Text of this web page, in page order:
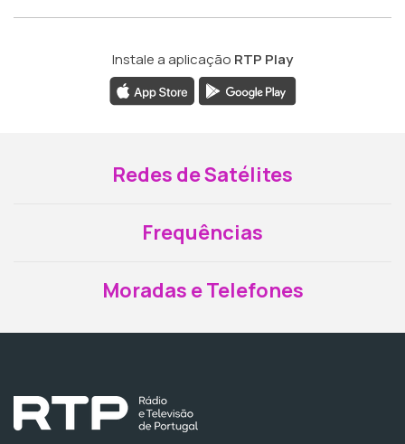
Instale a aplicação RTP Play
Redes de Satélites
Frequências
Moradas e Telefones